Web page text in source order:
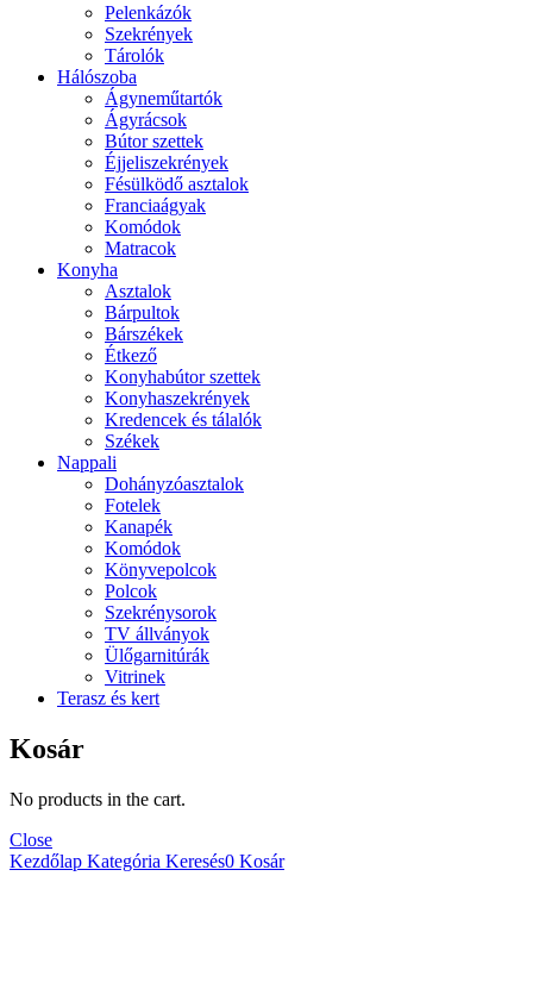
Pelenkázók
Szekrények
Tárolók
Hálószoba
Ágyneműtartók
Ágyrácsok
Bútor szettek
Éjjeliszekrények
Fésülködő asztalok
Franciaágyak
Komódok
Matracok
Konyha
Asztalok
Bárpultok
Bárszékek
Étkező
Konyhabútor szettek
Konyhaszekrények
Kredencek és tálalók
Székek
Nappali
Dohányzóasztalok
Fotelek
Kanapék
Komódok
Könyvepolcok
Polcok
Szekrénysorok
TV állványok
Ülőgarnitúrák
Vitrinek
Terasz és kert
Kosár
No products in the cart.
Close
Kezdőlap Kategória Keresés0 Kosár